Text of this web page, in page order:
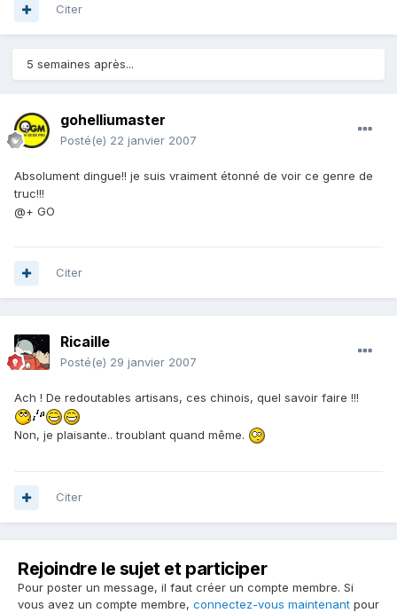
Citer
5 semaines après...
gohelliumaster
Posté(e) 22 janvier 2007
Absolument dingue!! je suis vraiment étonné de voir ce genre de
truc!!!
@+ GO
Citer
Ricaille
Posté(e) 29 janvier 2007
Ach ! De redoutables artisans, ces chinois, quel savoir faire !!!
Non, je plaisante.. troublant quand même.
Citer
Rejoindre le sujet et participer
Pour poster un message, il faut créer un compte membre. Si
vous avez un compte membre, connectez-vous maintenant pour